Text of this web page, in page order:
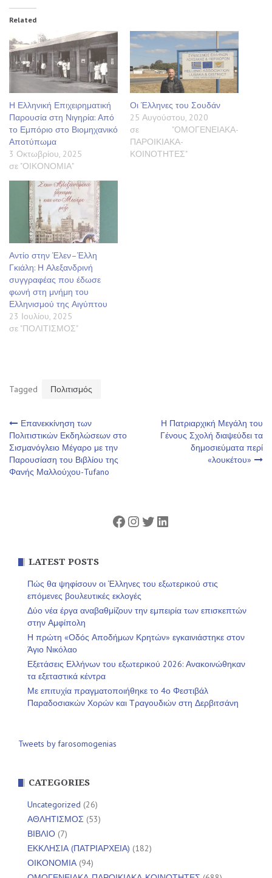
Related
Η Ελληνική Επιχειρηματική
Παρουσία στη Νιγηρία: Από
το Εμπόριο στο Βιομηχανικό
Αποτύπωμα
3 Οκτωβρίου, 2025
σε "ΟΙΚΟΝΟΜΙΑ"
Οι Έλληνες του Σουδάν
25 Αυγούστου, 2020
σε "ΟΜΟΓΕΝΕΙΑΚΑ-
ΠΑΡΟΙΚΙΑΚΑ-
ΚΟΙΝΟΤΗΤΕΣ"
Αντίο στην Έλεν–Έλλη
Γκιάλη: Η Αλεξανδρινή
συγγραφέας που έδωσε
φωνή στη μνήμη του
Ελληνισμού της Αιγύπτου
23 Ιουλίου, 2025
σε "ΠΟΛΙΤΙΣΜΟΣ"
Tagged Πολιτισμός
Πλοήγηση
άρθρων
Επανεκκίνηση των
Πολιτιστικών Εκδηλώσεων στο
Σισμανόγλειο Μέγαρο με την
Παρουσίαση του Βιβλίου της
Φανής Μαλλούχου-Tufano
Η Πατριαρχική Μεγάλη του
Γένους Σχολή διαψεύδει τα
δημοσιεύματα περί
«λουκέτου»
Facebook
Instagram
Twitter
Linkedin
LATEST POSTS
Πώς θα ψηφίσουν οι Έλληνες του εξωτερικού στις
επόμενες βουλευτικές εκλογές
Δύο νέα έργα αναβαθμίζουν την εμπειρία των επισκεπτών
στην Αμφίπολη
Η πρώτη «Οδός Αποδήμων Κρητών» εγκαινιάστηκε στον
Άγιο Νικόλαο
Εξετάσεις Ελλήνων του εξωτερικού 2026: Ανακοινώθηκαν
τα εξεταστικά κέντρα
Με επιτυχία πραγματοποιήθηκε το 4ο Φεστιβάλ
Παραδοσιακών Χορών και Τραγουδιών στη Δερβιτσάνη
Tweets by farosomogenias
CATEGORIES
Uncategorized (26)
ΑΘΛΗΤΙΣΜΟΣ (53)
ΒΙΒΛΙΟ (7)
ΕΚΚΛΗΣΙΑ (ΠΑΤΡΙΑΡΧΕΙΑ) (182)
ΟΙΚΟΝΟΜΙΑ(94)